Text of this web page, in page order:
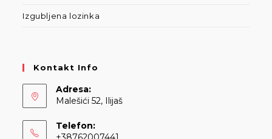
Izgubljena lozinka
Kontakt Info
Adresa:
Malešići 52, Ilijaš
Telefon: